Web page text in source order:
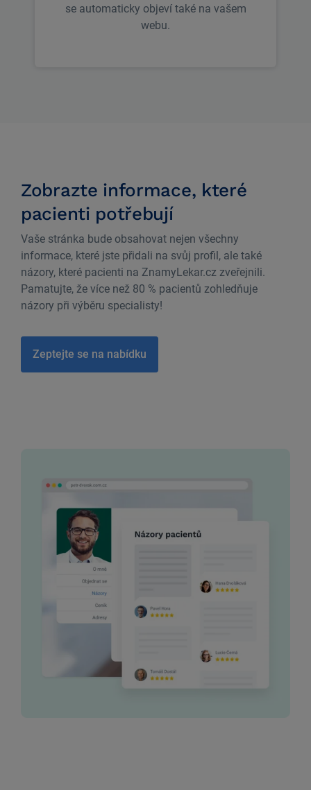
se automaticky objeví také na vašem
webu.
Zobrazte informace, které
pacienti potřebují
Vaše stránka bude obsahovat nejen všechny
informace, které jste přidali na svůj profil, ale také
názory, které pacienti na ZnamyLekar.cz zveřejnili.
Pamatujte, že více než 80 % pacientů zohledňuje
názory při výběru specialisty!
Zeptejte se na nabídku